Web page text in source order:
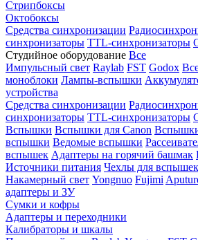
Стрипбоксы
Октобоксы
Средства синхронизации
синхронизаторы TTL-синхронизаторы
Студийное оборудование Все
Импульсный свет Raylab FST Godox
моноблоки Лампы-вспышки
устройства
Средства синхронизации
синхронизаторы TTL-синхронизаторы
Вспышки Вспышки для Canon
вспышки Ведомые вспышки
вспышек Адаптеры на горячий башмак
Источники питания Чехлы для вспышек
Накамерный свет Yongnuo Fujimi
адаптеры и ЗУ
Сумки и кофры
Адаптеры и переходники
Калибраторы и шкалы